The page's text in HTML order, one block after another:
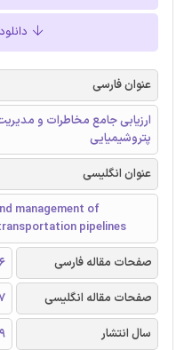
عنوان فارسی
ارزیابی جامع مخاطرات و
پتروشیمیایی
عنوان انگلیسی
management of
pipelines
صفحات مقاله فارسی
صفحات مقاله انگلیسی
سال انتشار